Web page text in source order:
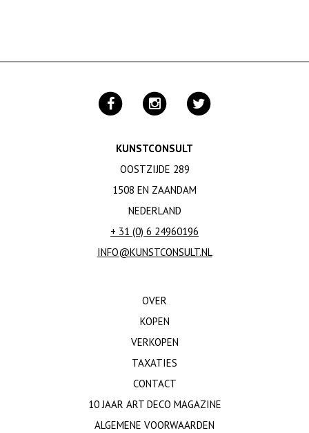
KUNSTCONSULT
OOSTZIJDE 289
1508 EN ZAANDAM
NEDERLAND
+ 31 (0) 6 24960196
INFO@KUNSTCONSULT.NL
OVER
KOPEN
VERKOPEN
TAXATIES
CONTACT
10 JAAR ART DECO MAGAZINE
ALGEMENE VOORWAARDEN